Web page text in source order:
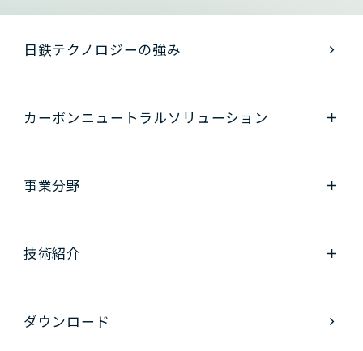
日鉄テクノロジーの強み
カーボンニュートラルソリューション
事業分野
技術紹介
ダウンロード